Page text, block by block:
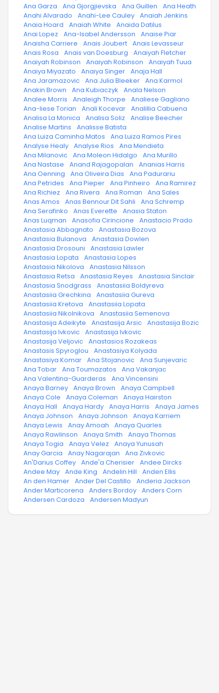
· Ana Garza · Ana Gjorgjievska · Ana Guillen · Ana Heath
· Anahi Alvarado · Anahi-Lee Cauley · Anaiah Jenkins
· Anaia Hoard · Anaiah White · Anaida Datilus
· Anai Lopez · Ana-Isabel Andersson · Anaise Piar
· Anaisha Carriere · Anais Joubert · Anais Levasseur
· Anais Rosa · Anais van Doesburg · Anaiyah Fletcher
· Anaiyah Robinson · Anaiyah Robinson · Anaiyah Tuua
· Anaiya Miyazato · Anaiya Singer · Anaja Hall
· Ana Jaramazovic · Ana Julia Bleeker · Ana Karmol
· Anakin Brown · Ana Kubiaczyk · Anala Nelson
· Analee Morris · Analeigh Thorpe · Analiese Gagliano
· Ana-liese Torian · Anali Kocevar · Analillia Cabuena
· Analisa La Monica · Analisa Soliz · Analise Beecher
· Analise Martins · Analisse Batista
· Ana Luiza Caminha Matos · Ana Luiza Ramos Pires
· Analyse Healy · Analyse Rios · Ana Mendieta
· Ana Milanovic · Ana Moleon Hidalgo · Ana Murillo
· Ana Nastase · Anand Rajagopalan · Ananias Harris
· Ana Oenning · Ana Oliveira Dias · Ana Padurariu
· Ana Petrides · Ana Pieper · Ana Pinheiro · Ana Ramirez
· Ana Richiez · Ana Rivera · Ana Roman · Ana Sales
· Anas Amos · Anas Bennour Dit Sahli · Ana Schremp
· Ana Serafinko · Anas Everette · Anasia Staton
· Anas Luqman · Anasofia Cirincione · Anastacio Prado
· Anastasia Abbagnato · Anastasia Bozova
· Anastasia Bulanova · Anastasia Dowlen
· Anastasia Drosouni · Anastasia Lawler
· Anastasia Lopata · Anastasia Lopes
· Anastasia Nikolova · Anastasia Nilsson
· Anastasia Retsa · Anastasia Reyes · Anastasia Sinclair
· Anastasia Snodgrass · Anastasiia Boldyreva
· Anastasiia Grechkina · Anastasiia Gureva
· Anastasiia Kretova · Anastasiia Lopata
· Anastasiia Nikolnikova · Anastasiia Semenova
· Anastasija Adeikyte · Anastasija Arsic · Anastasija Bozic
· Anastasija Ivkovic · Anastasija Ivkovic
· Anastasija Veljovic · Anastasios Rozakeas
· Anastasis Spyroglou · Anastasiya Kolyada
· Anastasiya Komar · Ana Stojanovic · Ana Sunjevaric
· Ana Tobar · Ana Toumazatos · Ana Vakanjac
· Ana Valentina-Guarderas · Ana Vincensini
· Anaya Barney · Anaya Brown · Anaya Campbell
· Anaya Cole · Anaya Coleman · Anaya Hairston
· Anaya Hall · Anaya Hardy · Anaya Harris · Anaya James
· Anaya Johnson · Anaya Johnson · Anaya Karriem
· Anaya Lewis · Anay Amoah · Anaya Quarles
· Anaya Rawlinson · Anaya Smith · Anaya Thomas
· Anaya Togia · Anaya Velez · Anaya Yunusah
· Anay Garcia · Anay Nagarajan · Ana Zivkovic
· An'Darius Coffey · Ande'a Cherisier · Andee Dircks
· Andee May · Ande King · Andelin Hill · Anden Ellis
· An den Hamer · Ander Del Castillo · Anderia Jackson
· Ander Marticorena · Anders Bordoy · Anders Corn
· Andersen Cardoza · Andersen Madyun